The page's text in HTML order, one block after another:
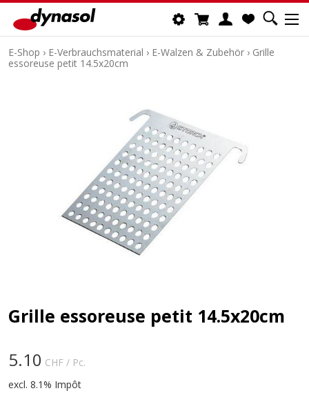
E-Shop › E-Verbrauchsmaterial › E-Walzen & Zubehör › Grille
essoreuse petit 14.5x20cm
Grille essoreuse petit 14.5x20cm
5.10 CHF / Pc.
excl. 8.1% Impôt